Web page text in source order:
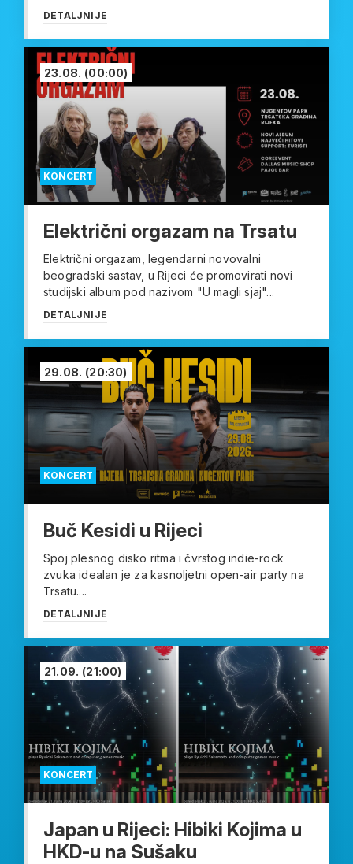
DETALJNIJE
KONCERT
23.08. (00:00)
Električni orgazam na Trsatu
Električni orgazam, legendarni novovalni
beogradski sastav, u Rijeci će promovirati novi
studijski album pod nazivom "U magli sjaj"...
DETALJNIJE
KONCERT
29.08. (20:30)
Buč Kesidi u Rijeci
Spoj plesnog disko ritma i čvrstog indie-rock
zvuka idealan je za kasnoljetni open-air party na
Trsatu....
DETALJNIJE
KONCERT
21.09. (21:00)
Japan u Rijeci: Hibiki Kojima u
HKD-u na Sušaku